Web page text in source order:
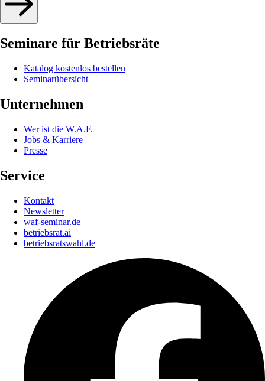
Seminare für Betriebsräte
Katalog kostenlos bestellen
Seminarübersicht
Unternehmen
Wer ist die W.A.F.
Jobs & Karriere
Presse
Service
Kontakt
Newsletter
waf-seminar.de
betriebsrat.ai
betriebsratswahl.de